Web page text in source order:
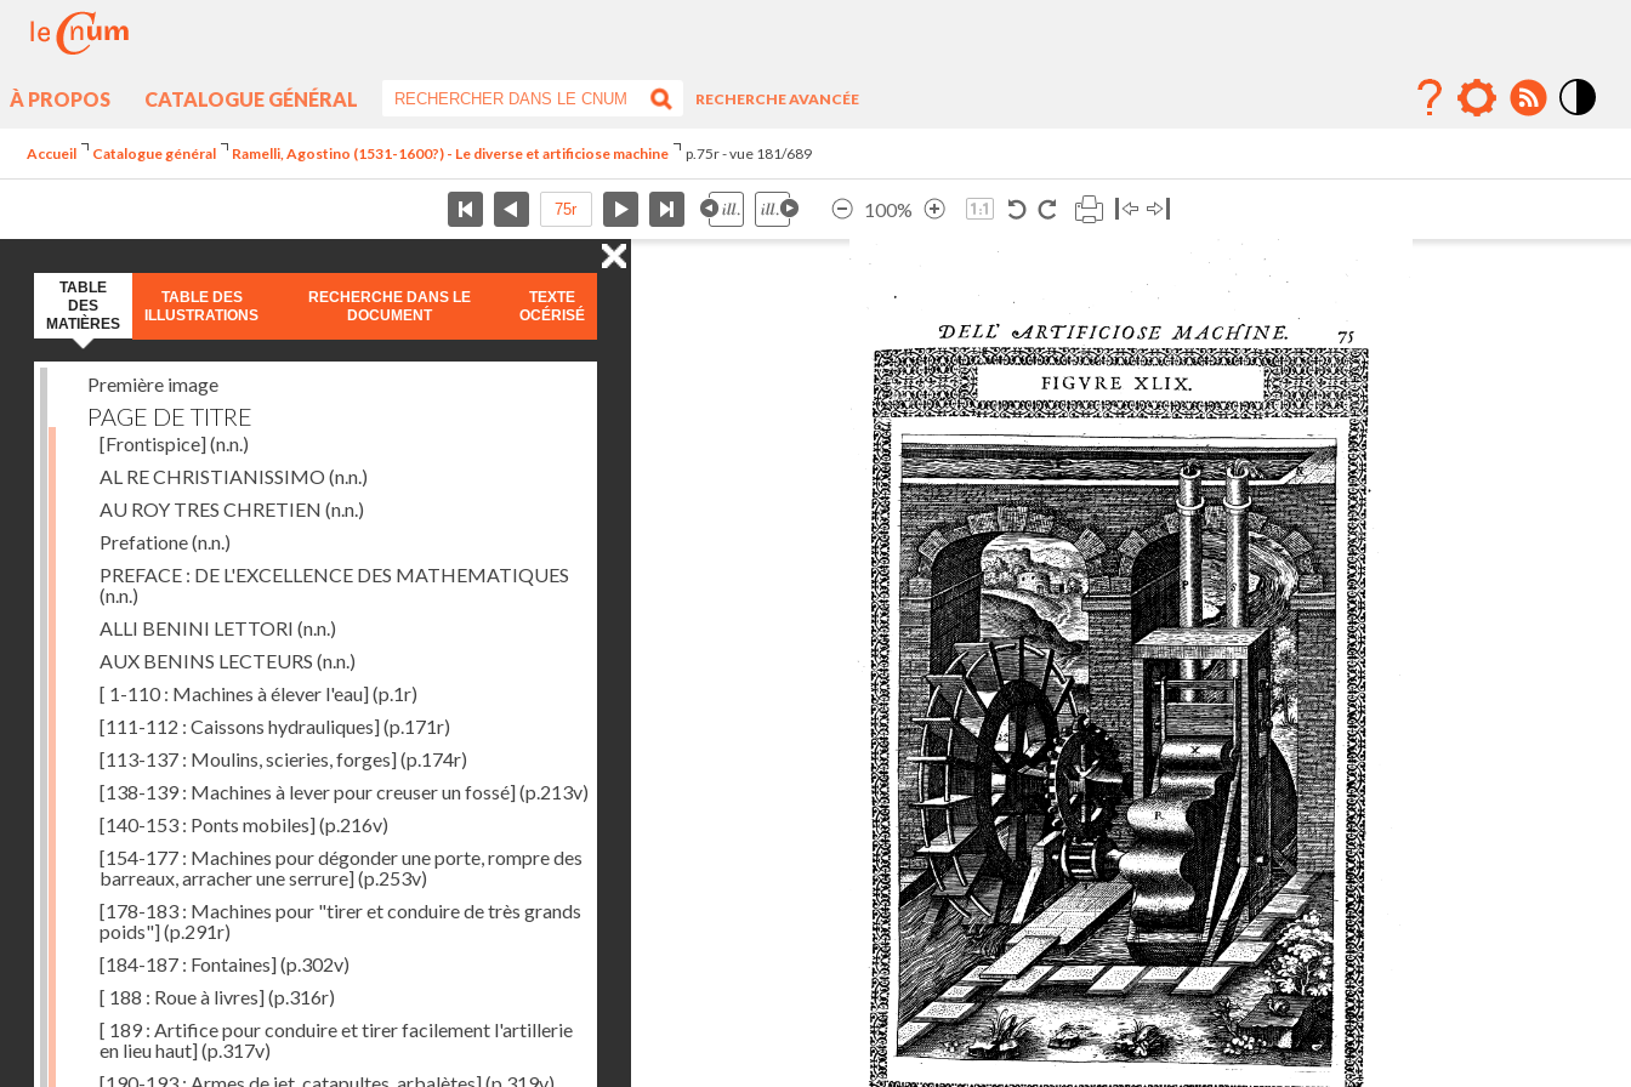
À PROPOS CATALOGUE GÉNÉRAL
RECHERCHE AVANCÉE
Accueil Catalogue général Ramelli, Agostino (1531-1600?) - Le diverse et artificiose machine p.75r - vue 181/689
100%
TABLE
DES
MATIÈRES
TABLE DES
ILLUSTRATIONS
RECHERCHE DANS LE
DOCUMENT
TEXTE
OCÉRISÉ
Première image
PAGE DE TITRE
[Frontispice](n.n.)
AL RE CHRISTIANISSIMO (n.n.)
AU ROY TRES CHRETIEN (n.n.)
Prefatione(n.n.)
PREFACE : DE L'EXCELLENCE DES MATHEMATIQUES
(n.n.)
ALLI BENINI LETTORI (n.n.)
AUX BENINS LECTEURS (n.n.)
[ 1-110 : Machines à élever l'eau](p.1r)
[111-112 : Caissons hydrauliques](p.171r)
[113-137 : Moulins, scieries, forges](p.174r)
[138-139 : Machines à lever pour creuser un fossé](p.213v)
[140-153 : Ponts mobiles](p.216v)
[154-177 : Machines pour dégonder une porte, rompre des
barreaux, arracher une serrure](p.253v)
[178-183 : Machines pour "tirer et conduire de très grands
poids"](p.291r)
[184-187 : Fontaines](p.302v)
[ 188 : Roue à livres](p.316r)
[ 189 : Artifice pour conduire et tirer facilement l'artillerie
en lieu haut](p.317v)